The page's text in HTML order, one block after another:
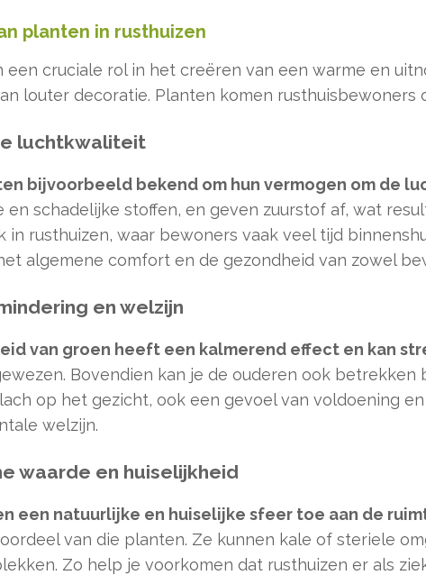
planten in rusthuizen
een cruciale rol in het creëren van een warme en
louter decoratie. Planten komen rusthuisbewoners
luchtkwaliteit
bijvoorbeeld bekend om hun vermogen om de
en schadelijke stoffen, en geven zuurstof af, wat
in rusthuizen, waar bewoners vaak veel tijd
algemene comfort en de gezondheid van zowel
en welzijn
van groen heeft een kalmerend effect en kan
Bovendien kan je de ouderen ook betrekken
op het gezicht, ook een gevoel van voldoening
welzijn.
waarde en huiselijkheid
een natuurlijke en huiselijke sfeer toe aan de
van die planten. Ze kunnen kale of steriele
Zo help je voorkomen dat rusthuizen er als